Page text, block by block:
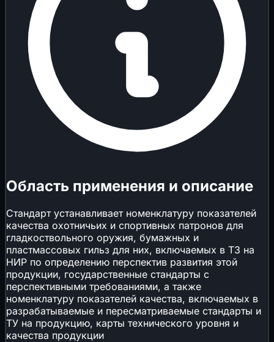
Область применения и описание
Стандарт устанавливает номенклатуру показателей
качества охотничьих и спортивных патронов для
гладкоствольного оружия, бумажных и
пластмассовых гильз для них, включаемых в ТЗ на
НИР по определению перспектив развития этой
продукции, государственные стандарты с
перспективными требованиями, а также
номенклатуру показателей качества, включаемых в
разрабатываемые и пересматриваемые стандарты и
ТУ на продукцию, карты технического уровня и
качества продукции